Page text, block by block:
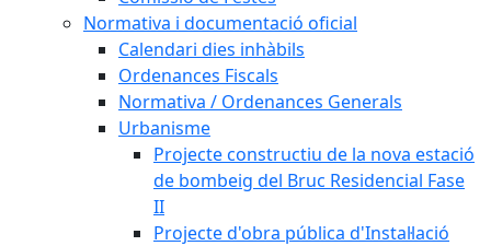
Normativa i documentació oficial
Calendari dies inhàbils
Ordenances Fiscals
Normativa / Ordenances Generals
Urbanisme
Projecte constructiu de la nova estació
de bombeig del Bruc Residencial Fase
II
Projecte d'obra pública d'Instal·lació